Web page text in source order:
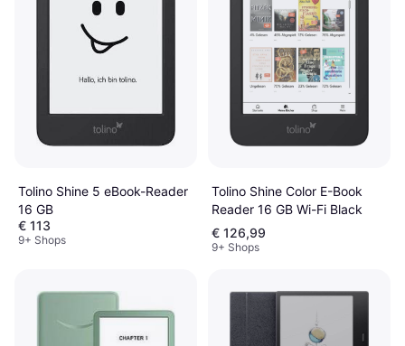
Tolino Shine 5 eBook-Reader
16 GB
€ 113
9+ Shops
Tolino Shine Color E-Book
Reader 16 GB Wi-Fi Black
€ 126,99
9+ Shops